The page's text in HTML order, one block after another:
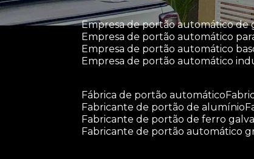
empresa de portão automático de
empresa de portão automático
empresa de portão automático
empresa de portão automático
fábrica de portão automático
fabricante de portão de alumínio
fabricante de portão de ferro
fabricante de portão automático